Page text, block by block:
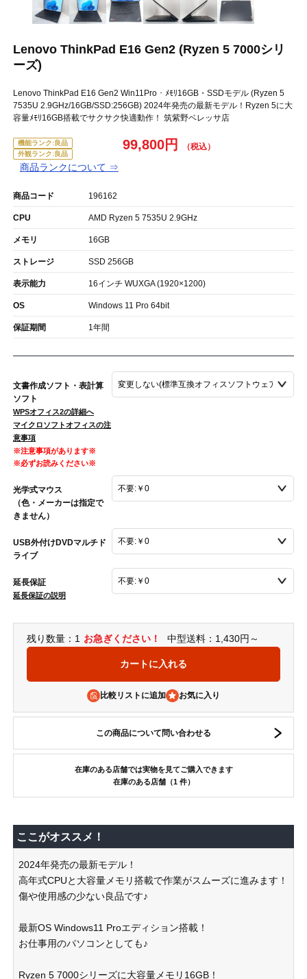
Lenovo ThinkPad E16 Gen2 (Ryzen 5 7000シリ
ーズ)
Lenovo ThinkPad E16 Gen2 Win11Pro・ﾒﾓﾘ16GB・SSDモデル (Ryzen 5
7535U 2.9GHz/16GB/SSD:256GB) 2024年発売の最新モデル！Ryzen 5に大
容量ﾒﾓﾘ16GB搭載でサクサク快適動作！ 筑紫野ベレッサ店
機能ランク:良品
外観ランク:良品
商品ランクについて ⇒
99,800円
商品コード 196162
CPU AMD Ryzen 5 7535U 2.9GHz
メモリ 16GB
ストレージ SSD 256GB
表示能力 16インチ WUXGA (1920×1200)
OS Windows 11 Pro 64bit
保証期間 1年間
文書作成ソフト・表計算
ソフト
WPSオフィス2の詳細へ
マイクロソフトオフィスの注
意事項
※注意事項があります※
※必ずお読みください※
光学式マウス
（色・メーカーは指定で
きません）
USB外付けDVDマルチド
ライブ
延長保証
延長保証の説明
残り数量：1 お急ぎください！ 中型送料：1,430円～
比較リストに追加
この商品について問い合わせる
在庫のある店舗では実物を見てご購入できます
在庫のある店舗（1 件）
ここがオススメ！
2024年発売の最新モデル！
高年式CPUと大容量メモリ搭載で作業がスムーズに進みます！
傷や使用感の少ない良品です♪
最新OS Windows11 Proエディション搭載！
お仕事用のパソコンとしても♪
Ryzen 5 7000シリーズに大容量メモリ16GB！